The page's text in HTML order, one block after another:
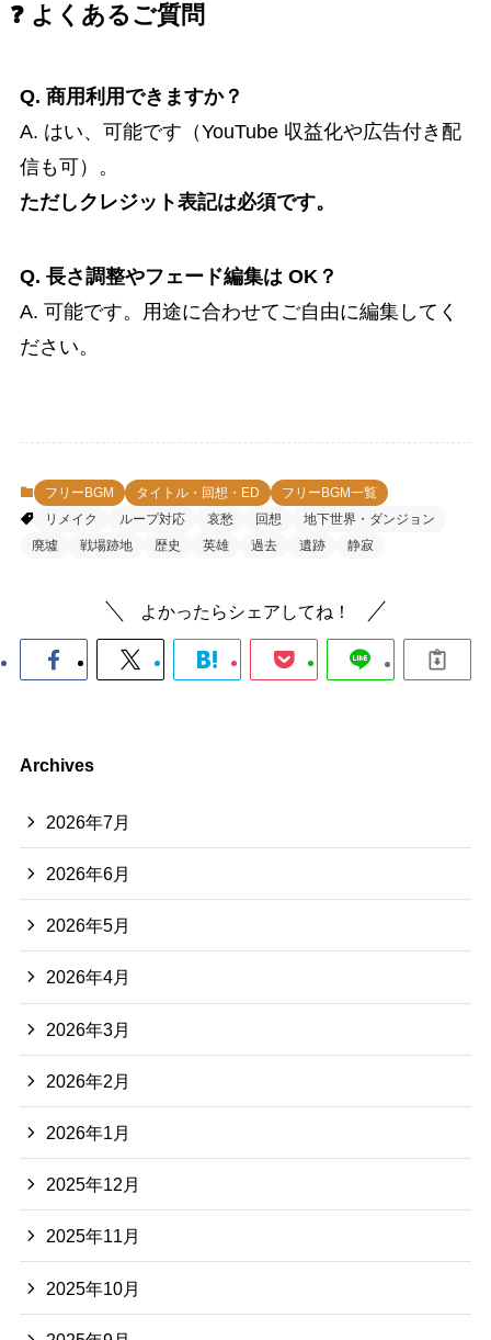
❓ よくあるご質問
Q. 商用利用できますか？
A. はい、可能です（YouTube 収益化や広告付き配
信も可）。
ただしクレジット表記は必須です。
Q. 長さ調整やフェード編集は OK？
A. 可能です。用途に合わせてご自由に編集してく
ださい。
フリーBGM タイトル・回想・ED
フリーBGM一覧
リメイク
ループ対応 哀愁 回想
地下世界・ダンジョン
廃墟
戦場跡地 歴史 英雄 過去 遺跡 静寂
よかったらシェアしてね！
Archives
2026年7月
2026年6月
2026年5月
2026年4月
2026年3月
2026年2月
2026年1月
2025年12月
2025年11月
2025年10月